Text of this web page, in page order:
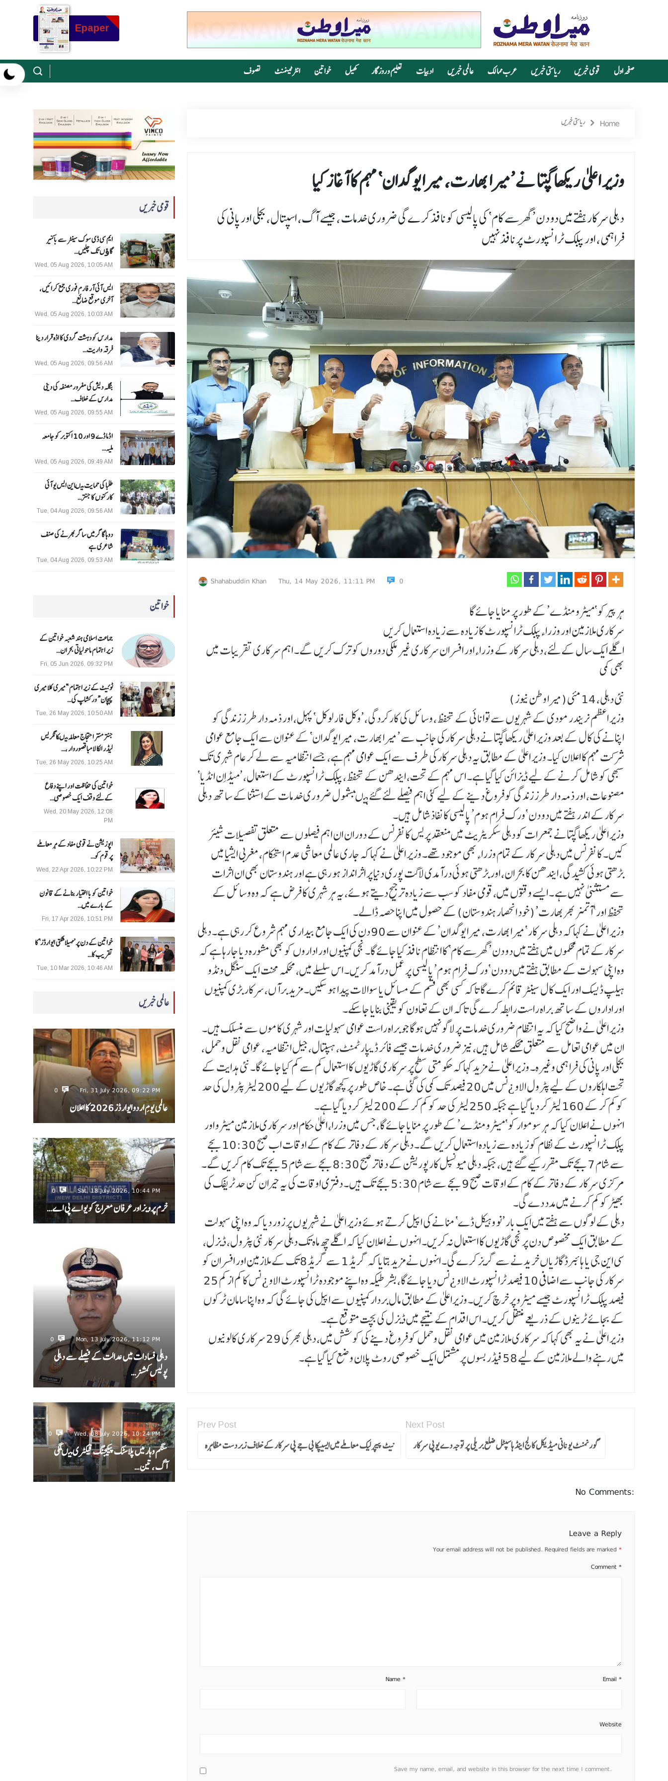
Epaper
صفحہ اول قومی خبریں ریاستی خبریں عرب ممالک عالمی خبریں ادبیات تعلیم و روزگار کھیل خواتین انٹرٹینمنٹ تصوف
قومی خبریں
ایم سی ڈی سوک سینٹر سے باکنیر
گاﺅں تک چلیں…
Wed, 05 Aug 2026, 10:05 AM
ایس آئی آر فارم فوری جمع کرائیں،
آخری موقع ضائع…
Wed, 05 Aug 2026, 10:03 AM
مدارس کو دہشت گردی کا اڈہ قرار دینا
فرقہ واریت…
Wed, 05 Aug 2026, 09:56 AM
بنگلہ دیش کی مفرور مصنفہ کی دینی
مدارس کے خلاف…
Wed, 05 Aug 2026, 09:55 AM
ا ڈما ڈے 9 اور 10 اکتوبر کو جامعہ
ملیہ…
Wed, 05 Aug 2026, 09:49 AM
طلبا کی حمایت میںاین ایس یو آئی
کارکنوں کا جنتر…
Tue, 04 Aug 2026, 09:56 AM
دوہا گاگر میں ساگر بھرنے کی صنف
شاعری ہے
Tue, 04 Aug 2026, 09:53 AM
خواتین
جماعت اسلامی ہند شعبہ خواتین کے
زیر اہتمام ماحولیاتی بحران…
Fri, 05 Jun 2026, 09:32 PM
ٹوئیٹ کے زیر اہتمام ”میری کلا میری
پہچان“ ورکشاپ کی…
Tue, 26 May 2026, 10:50 AM
جنتر منتر احتجاج معاملہ میںکانگریس
لیڈر الکا لامبا قصوروار ،…
Tue, 26 May 2026, 10:25 AM
خواتین کی حفاظت اور اپنے دفاع
کےلئے وقف ایک خصوصی…
Wed, 20 May 2026, 12:08
PM
اپوزیشن نے قومی مفاد کے ہر معاملے
پر قوم کو…
Wed, 22 Apr 2026, 10:22 PM
خواتین کو با اختیار بنانے کے قانون
کے بارے میں…
Fri, 17 Apr 2026, 10:51 PM
خواتین کے دن پر ’مہیلا شکتی ایوارڈز‘ کا
تقریب کا…
Tue, 10 Mar 2026, 10:46 AM
عالمی خبریں
Fri, 31 July 2026, 09:22 PM
0
عالمی یومِ اردو ایوارڈز 2026 کا اعلان
Sat, 18 July 2026, 10:44 PM
0
خرم پرویز اور عرفان معراج کو یو اے پی اے…
Mon, 13 July 2026, 11:12 PM
0
دہلی فسادات میں عدالت کے فیصلے سے دہلی
پولیس کمشنر…
Wed, 08 July 2026, 10:24 PM
0
سنگم وہار میں پلاسٹک پیکیجنگ فیکٹری میںلگی
آگ ، تین…
Home ریاستی خبریں
وزیر اعلیٰ ریکھا گپتا نے ’میرا بھارت، میرا یوگدان‘ مہم کا آغاز کیا
دہلی سرکارہفتے میں دو دن ’گھر سے کام‘ کی پالیسی کو نافذ کرے گی ضروری خدمات ، جیسے آگ، اسپتال، بجلی اور پانی کی
فراہمی، اور پبلک ٹرانسپورٹ پر نافذ نہیں
Shahabuddin Khan Thu, 14 May 2026, 11:11 PM 0
ہر پیر کو ‘میٹرو منڈے’ کے طور پر منایا جائے گا
سرکاری ملازمین اور وزراءپبلک ٹرانسپورٹ کا زیادہ سے زیادہ استعمال کریں
اگلے ایک سال کےلئے، دہلی سرکار کے وزراءاور افسران سرکاری غیر ملکی دوروں کو ترک کریں گے۔ اہم سرکاری تقریبات میں
بھی کمی
نئی دہلی، 14 مئی (میرا وطن نیوز )
وزیر اعظم نریندر مودی کے شہریوں سے توانائی کے تحفظ، وسائل کی کارکردگی، ’وکل فار لوکل‘ پہل، اور ذمہ دار طرز زندگی کو
اپنانے کی کال کے بعد وزیر اعلیٰ ریکھا گپتا نے دہلی سرکارکی جانب سے ’میرا بھار ت، میرا یوگدان‘ کے عنوان سے ایک جامع عوامی
شرکت مہم کا اعلان کیا۔ وزیر اعلیٰ کے مطابق یہ دہلی سرکارکی طرف سے ایک عوامی مہم ہے، جسے انتظامیہ سے لے کر عام شہری تک
سبھی کو شامل کرنے کے لیے ڈیزائن کیا گیا ہے۔ اس مہم کے تحت، ایندھن کے تحفظ، پبلک ٹرانسپورٹ کے استعمال، ’میڈ اِن انڈیا‘
مصنوعات، اور ذمہ دار طرز زندگی کو فروغ دینے کے لیے کئی اہم فیصلے لئے گئے ہیںبشمول ضرو ری خدمات کے استثنا کے ساتھ دہلی
سرکارکے اندر ہفتے میں دو دن ‘ورک فرام ہوم’ پالیسی کا نفاذ شامل ہیں۔
وزیر اعلیٰ ریکھا گپتانے جمعرات کو دہلی سکریٹریٹ میں منعقد پریس کانفرنس کے دوران ان اہم فیصلو ں سے متعلق تفصیلات شیئر
کیں۔ کانفرنس میں دہلی سرکار کے تمام وزراءبھی موجود تھے۔ وزیر اعلیٰ نے کہا کہ جاری عالمی معاشی عدم استحکام، مغربی ایشیا میں
بڑھتی ہوئی کشیدگی، ایندھن کا بحران، اور بڑھتی ہوئی درآمدی لاگت پوری دنیا پر اثر انداز ہو رہی ہے اور ہندوستان بھی ان اثرات
سے مستثنیٰ نہیں ہے ۔ ایسے وقتوں میں، قومی مفاد کو سب سے زیادہ ترجیح دیتے ہوئے، یہ ہر شہری کا فرض ہے کہ وہ وسائل کے
تحفظ اور ‘آتمنر بھر بھارت’ (خود انحصار ہندوستان) کے حصول میں اپنا حصہ ڈالے۔
وزیر اعلیٰ نے کہا کہ دہلی سرکار ‘میرا بھارت، میرا یوگدان’ کے عنوان سے 90 دن کی ایک جامع بیدار ی مہم شروع کر رہی ہے۔ دہلی
سرکارکے تمام محکموں میں ہفتے میں دو دن ’گھر سے کام‘ کا انتظام نافذ کیا جائے گا۔ نجی کمپنیوں اور اداروں کو بھی مشورہ دیا جا رہا ہے کہ
وہ اپنی سہولت کے مطابق ہفتے میں دو دن ‘ورک فرام ہوم’ پالیسی پر عمل درآمد کریں۔ اس سلسلے میں، محکمہ محنت ایک سنگل ونڈو
ہیلپ ڈ یسک اور ایک کال سینٹر قائم کرے گا تاکہ کسی بھی قسم کے مسائل یا سوالات پیدا ہو سکیں۔ مزید برآں، سرکار بڑی کمپنیوں
اور اداروں کے ساتھ براہ راست رابطہ کرے گی تاکہ ان کے تعاون کو یقینی بنایا جا سکے۔
وزیر اعلیٰ نے واضح کیا کہ یہ انتظام ضروری خدمات پر لاگو نہیں ہوگا جو براہ راست عوامی سہولیات اور شہری کاموں سے منسلک ہیں۔
ان میں عوامی تعامل سے متعلق محکمے شامل ہیں، نیز ضروری خدمات جیسے فائر ڈیپارٹمنٹ، ہسپتال، جیل انتظامیہ، عوامی نقل و حمل،
بجلی اور پانی کی فراہمی وغیرہ۔ وزیراعلیٰ نے مزید کہا کہ حکومتی سطح پر سرکاری گاڑیوں کا استعمال کم سے کم کیا جائے گا۔ نئی ہدایت کے
تحت اہلکارو ں کے لیے پٹرول الاو ¿نس میں 20 فیصد تک کمی کی گئی ہے۔ خاص طور پر کچھ گاڑیوں کے لیے 200 لیٹر پٹرول کی حد
کو کم کر کے 160 لیٹر کر دیا گیا ہے جبکہ 250 لیٹر کی حد کو کم کر کے 200 لیٹر کر دیا گیا ہے۔
انہوں نے اعلان کیا کہ ہر سوموار کو ‘میٹرو منڈے’ کے طور پر منایا جائے گا، جس میں وزرا، اعلیٰ حکام اور سرکاری ملازمین میٹرو اور
پبلک ٹرانسپورٹ کے نظام کو زیادہ سے زیادہ استعمال کریں گے۔ دہلی سرکار کے دفاتر کے کام کے اوقات اب صبح 10:30 بجے
سے شام 7 بجے تک مقرر کیے گئے ہیں، جبکہ دہلی میونسپل کارپوریشن کے دفاتر صبح 8:30 بجے سے شام 5 بجے تک کام کریں گے۔
مرکزی سرکار کے دفاتر کے کام کے اوقات صبح 9 بجے سے شام 5:30 بجے تک ہیں۔ دفتری اوقات کی یہ حیران کن حد ٹریفک کی
بھیڑ کو کم کرنے میں مدد دے گی۔
دہلی کے لوگوں سے ہفتے میں ایک بار ’نو وہیکل ڈے‘ منانے کی اپیل کرتے ہوئے وزیر اعلیٰ نے شہریو ں پر زور دیا کہ وہ اپنی سہولت
کے مطابق ایک مخصوص دن پر نجی گاڑیوں کا استعمال نہ کریں۔ انہوں نے اعلان کیا کہ اگلے چھ ماہ تک دہلی سرکار نئی پٹرول، ڈیزل،
سی این جی یا ہائبرڈ گاڑیاں خریدنے سے گریز کرے گی۔ انہوں نے مزید بتایا کہ گریڈ 1 سے گریڈ 8 تک کے ملازمین اور افسران کو
سرکار کی جانب سے اضافی 10 فیصد ٹرانسپورٹ الاو ¿نس دیا جائے گا، بشرطیکہ وہ اپنے موجودہ ٹرانسپورٹ الاو ¿ نس کا کم از کم 25
فیصد پبلک ٹرانسپورٹ جیسے میٹرو پر خرچ کریں۔ وزیراعلیٰ کے مطابق مال بردار کمپنیو ں سے اپیل کی جائے گی کہ وہ اپنا سامان ٹرکوں
کے بجائے ٹرینوں کے ذریعے منتقل کریں۔ اس اقدام کے نتیجے میں ڈیزل کی بچت متوقع ہے۔
وزیر اعلیٰ نے یہ بھی کہا کہ سرکاری ملازمین میں عوامی نقل و حمل کو فروغ دینے کی کوشش میں، دہلی بھر کی 29 سرکاری کالونیوں
میں رہنے والے ملازمین کے لیے 58 فیڈر بسوں پر مشتمل ایک خصوصی روٹ پلان وضع کیا گیا ہے۔
Prev Post
نیٹ پیپر لیک معاملے میں ایسیپکا بی جے پی سرکار کے خلاف زبر دست مظاہرہ
Next Post
گورنمنٹ یونانی میڈیکل کالج اینڈ ہاسپٹل ضلع بریلی پر توجہ دے یوپی سرکار
No Comments:
Leave a Reply
Your email address will not be published. Required fields are marked *
Comment *
Name* Email *
Website
Save my name, email, and website in this browser for the next time I comment.